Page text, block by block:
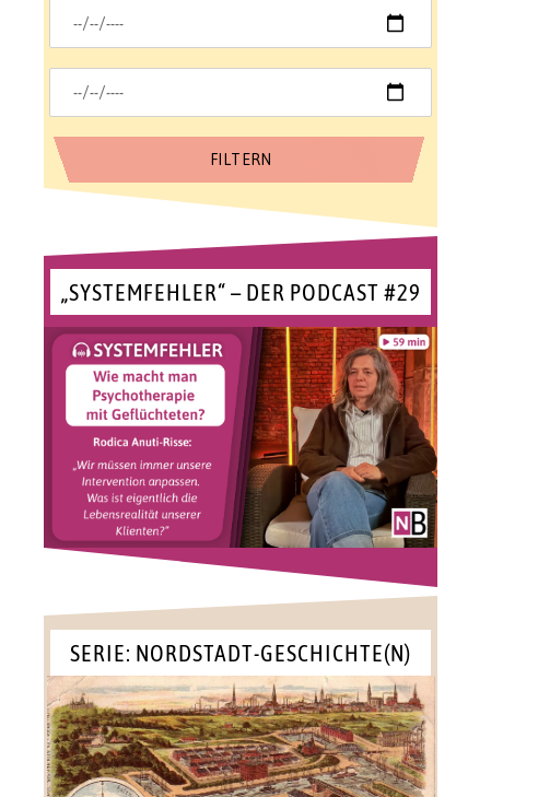
„SYSTEMFEHLER“ – DER PODCAST #29
SERIE: NORDSTADT-GESCHICHTE(N)